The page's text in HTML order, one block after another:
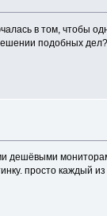
в том, чтобы
подобных дел?
дешёвыми
просто каждый из